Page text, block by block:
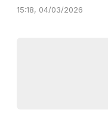
15:18, 04/03/2026